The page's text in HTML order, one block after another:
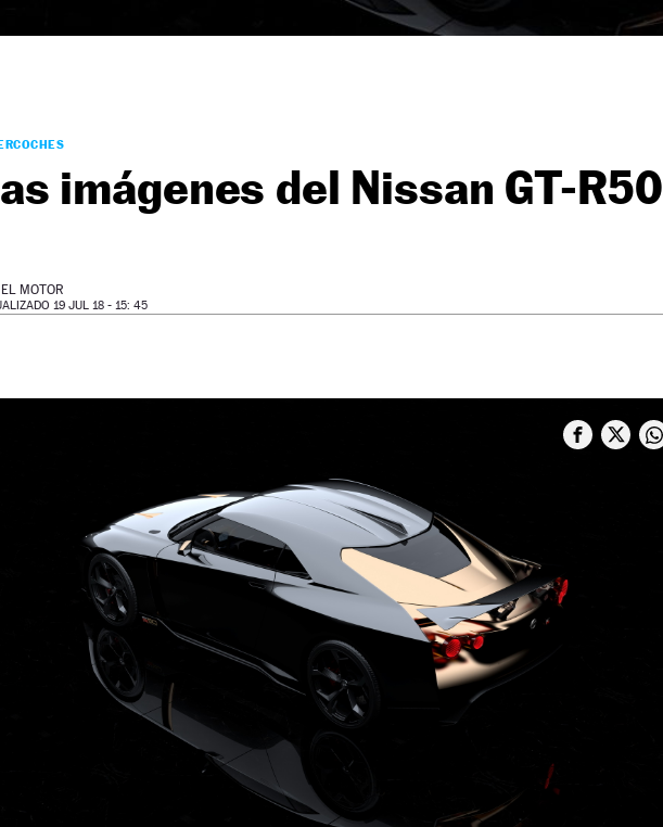
imágenes del Nissan GT-R50
EL MOTOR
19 JUL 18 - 15: 45